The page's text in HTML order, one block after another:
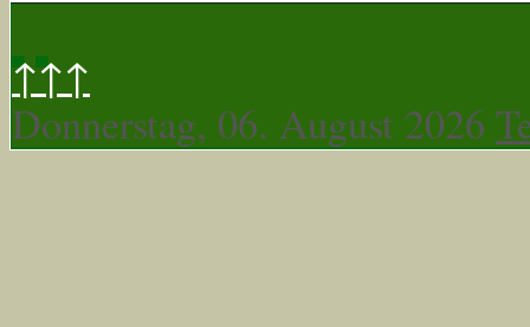
↑↑↑
Donnerstag, 06. August 2026